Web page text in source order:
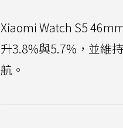
Xiaomi Watch S5
升3.8%與5.7%，並維
航。